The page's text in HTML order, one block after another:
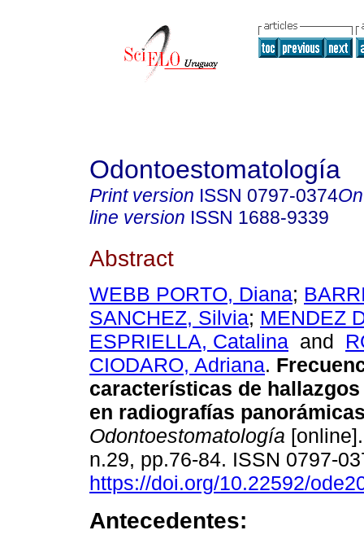
Odontoestomatología
Print version ISSN 0797-0374
line version ISSN 1688-9339
Abstract
WEBB PORTO, Diana;
SANCHEZ, Silvia; MENDEZ
ESPRIELLA, Catalina and
CIODARO, Adriana.
características de
en radiografías
Odontoestomatología
n.29, pp.76-84. ISSN 0797-
https://doi.org/10.22592/
Antecedentes: